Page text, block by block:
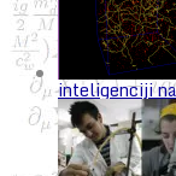
inteligenciji